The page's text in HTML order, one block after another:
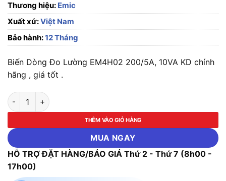
Thương hiệu: Emic
Xuất xứ:Việt Nam
Bảo hành:12 Tháng
Biến Dòng Đo Lường EM4H02 200/5A, 10VA KD chính
hãng , giá tốt .
Biến Dòng Đo Lường EM4H02 200/5A, 10VA KD - Có Kiểm
THÊM VÀO GIỎ HÀNG
MUA NGAY
HỖ TRỢ ĐẶT HÀNG/BÁO GIÁ Thứ 2 - Thứ 7 (8h00 -
17h00)